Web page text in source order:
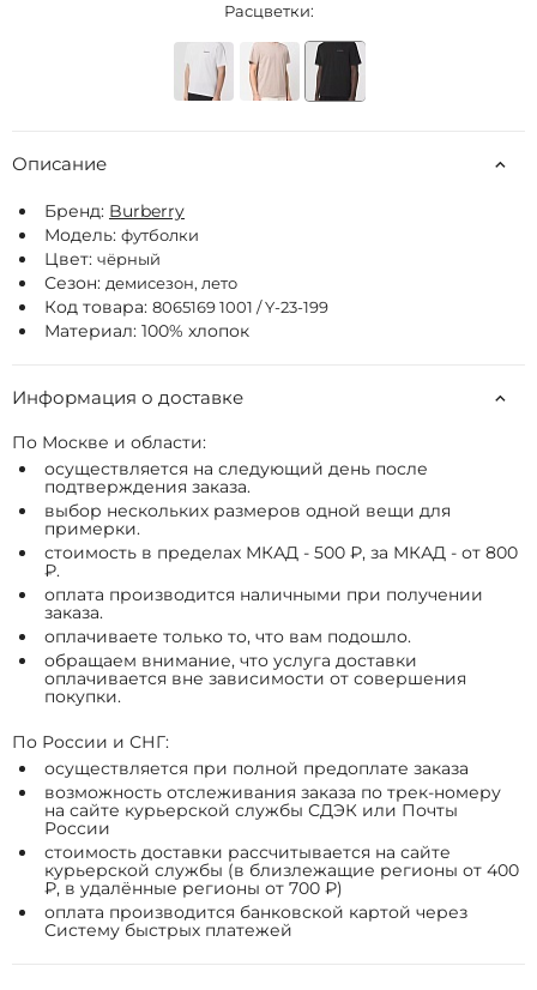
Расцветки:
Описание
Бренд: Burberry
Модель: футболки
Цвет: чёрный
Сезон: демисезон, лето
Код товара: 8065169 1001 / Y-23-199
Материал: 100% хлопок
Информация о доставке
По Москве и области:
осуществляется на следующий день после
подтверждения заказа.
выбор нескольких размеров одной вещи для
примерки.
стоимость в пределах МКАД - 500 ₽, за МКАД - от 800
₽.
оплата производится наличными при получении
заказа.
оплачиваете только то, что вам подошло.
обращаем внимание, что услуга доставки
оплачивается вне зависимости от совершения
покупки.
По России и СНГ:
осуществляется при полной предоплате заказа
возможность отслеживания заказа по трек-номеру
на сайте курьерской службы СДЭК или Почты
России
стоимость доставки рассчитывается на сайте
курьерской службы (в близлежащие регионы от 400
₽, в удалённые регионы от 700 ₽)
оплата производится банковской картой через
Систему быстрых платежей